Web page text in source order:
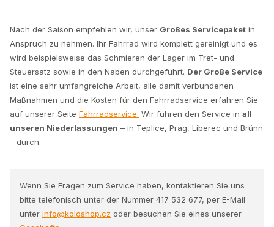
Nach der Saison empfehlen wir, unser Großes Servicepaket in
Anspruch zu nehmen. Ihr Fahrrad wird komplett gereinigt und es
wird beispielsweise das Schmieren der Lager im Tret- und
Steuersatz sowie in den Naben durchgeführt. Der Große Service
ist eine sehr umfangreiche Arbeit, alle damit verbundenen
Maßnahmen und die Kosten für den Fahrradservice erfahren Sie
auf unserer Seite Fahrradservice. Wir führen den Service in all
unseren Niederlassungen – in Teplice, Prag, Liberec und Brünn
– durch.
Wenn Sie Fragen zum Service haben, kontaktieren Sie uns
bitte telefonisch unter der Nummer 417 532 677, per E-Mail
unter info@koloshop.cz oder besuchen Sie eines unserer